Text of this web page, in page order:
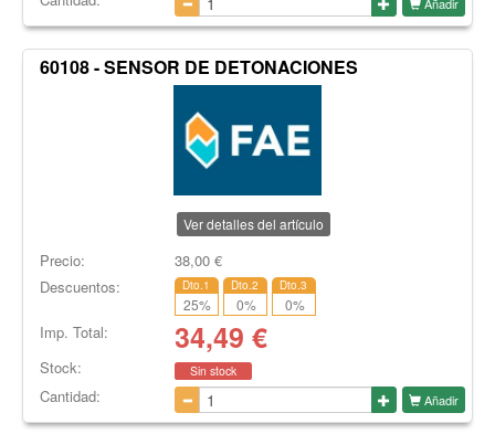
60108 - SENSOR DE DETONACIONES
Ver detalles del artículo
Precio: 38,00€
Descuentos:
Dto.1
25%
Dto.2
0%
Dto.3
0%
Imp. Total: 34,49 €
Stock: Sin stock
Cantidad: Añadir